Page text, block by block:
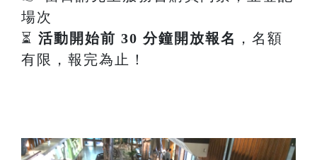
場次
⏳ 活動開始前 30 分鐘開放報名 ，名額
有限，報完為止！